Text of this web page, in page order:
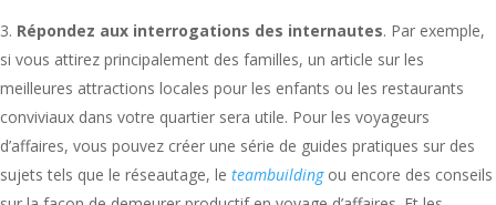
Répondez aux interrogations des internautes. Par exemple,
si vous attirez principalement des familles, un article sur les
meilleures attractions locales pour les enfants ou les restaurants
conviviaux dans votre quartier sera utile. Pour les voyageurs
d’affaires, vous pouvez créer une série de guides pratiques sur des
sujets tels que le réseautage, le teambuildingou encore des conseils